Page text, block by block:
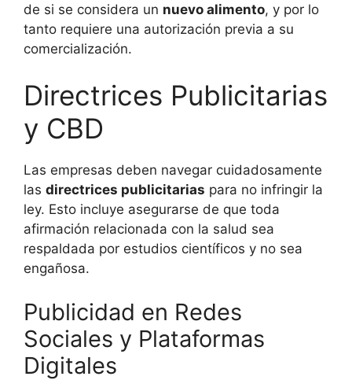
de si se considera un nuevo alimento, y por lo
tanto requiere una autorización previa a su
comercialización.
Directrices Publicitarias
y CBD
Las empresas deben navegar cuidadosamente
las directrices publicitarias para no infringir la
ley. Esto incluye asegurarse de que toda
afirmación relacionada con la salud sea
respaldada por estudios científicos y no sea
engañosa.
Publicidad en Redes
Sociales y Plataformas
Digitales